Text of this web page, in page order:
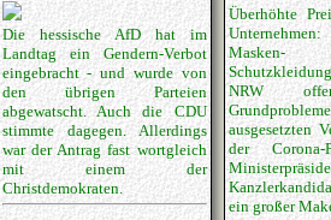
Die hessische AfD hat im
Landtag ein Gendern-Verbot
eingebracht - und wurde von
den übrigen Parteien
abgewatscht. Auch die CDU
stimmte dagegen. Allerdings
war der Antrag fast wortgleich
mit einem der
Christdemokraten.
Überhöhte
NRW
ausgesetzten
der Corona-
ein großer